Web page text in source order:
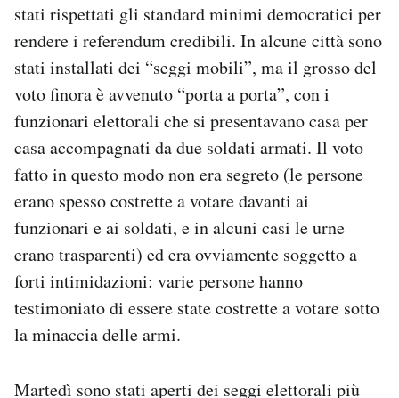
stati rispettati gli standard minimi democratici per
rendere i referendum credibili. In alcune città sono
stati installati dei “seggi mobili”, ma il grosso del
voto finora è avvenuto “porta a porta”, con i
funzionari elettorali che si presentavano casa per
casa accompagnati da due soldati armati. Il voto
fatto in questo modo non era segreto (le persone
erano spesso costrette a votare davanti ai
funzionari e ai soldati, e in alcuni casi le urne
erano trasparenti) ed era ovviamente soggetto a
forti intimidazioni: varie persone hanno
testimoniato di essere state costrette a votare sotto
la minaccia delle armi.
Martedì sono stati aperti dei seggi elettorali più